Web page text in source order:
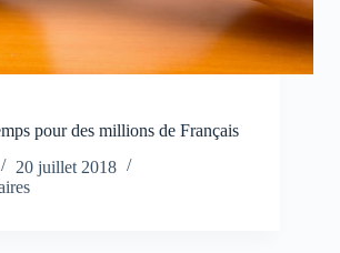
pour des millions de Français
20 juillet 2018